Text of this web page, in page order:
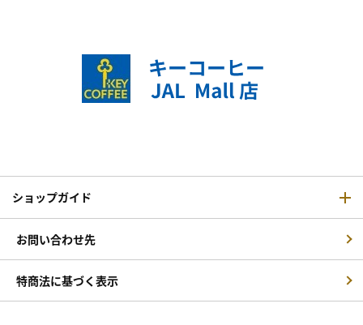
ショップガイド
お問い合わせ先
特商法に基づく表示